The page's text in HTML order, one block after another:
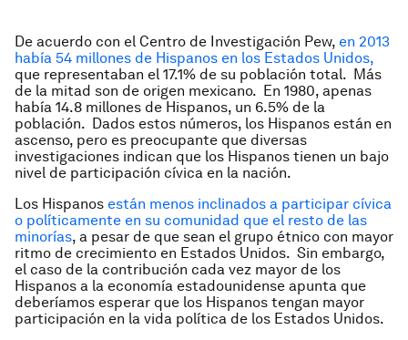
De acuerdo con el Centro de Investigación Pew, en 2013
había 54 millones de Hispanos en los Estados Unidos,
que representaban el 17.1% de su población total. Más
de la mitad son de origen mexicano. En 1980, apenas
había 14.8 millones de Hispanos, un 6.5% de la
población. Dados estos números, los Hispanos están en
ascenso, pero es preocupante que diversas
investigaciones indican que los Hispanos tienen un bajo
nivel de participación cívica en la nación.
Los Hispanos están menos inclinados a participar cívica
o políticamente en su comunidad que el resto de las
minorías, a pesar de que sean el grupo étnico con mayor
ritmo de crecimiento en Estados Unidos. Sin embargo,
el caso de la contribución cada vez mayor de los
Hispanos a la economía estadounidense apunta que
deberíamos esperar que los Hispanos tengan mayor
participación en la vida política de los Estados Unidos.